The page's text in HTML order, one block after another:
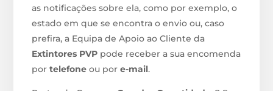
as notificações sobre ela, como por exemplo, o
estado em que se encontra o envio ou, caso
prefira, a Equipa de Apoio ao Cliente da
Extintores PVP pode receber a sua encomenda
portelefone ou pore-mail.